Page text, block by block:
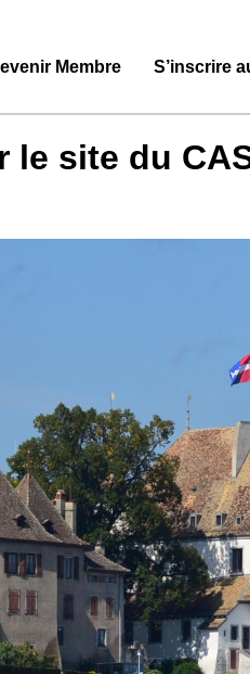
Membre S’inscrire
le site du